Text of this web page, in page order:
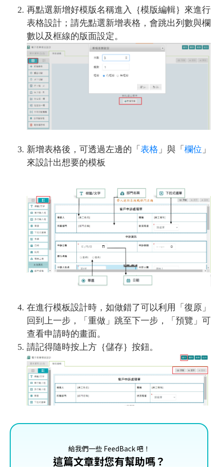
再點選新增好模版名稱進入｛模版編輯｝來進行
表格設計；請先點選新增表格，會跳出列數與欄
數以及框線的版面設定。
新增表格後，可透過左邊的「 表格 」與「 欄位 」
來設計出想要的模板
在進行模板設計時，如做錯了可以利用「復原」
回到上一步，「重做」跳至下一步，「預覽」可
查看申請時的畫面。
請記得隨時按上方｛儲存｝按鈕。
給我們一些 FeedBack 吧！
這篇文章對您有幫助嗎？